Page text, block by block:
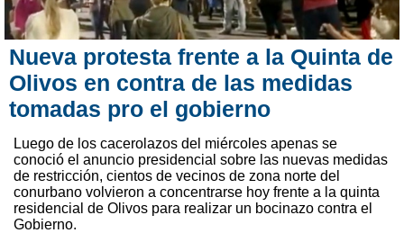
Nueva protesta frente a la Quinta de
Olivos en contra de las medidas
tomadas pro el gobierno
Luego de los cacerolazos del miércoles apenas se
conoció el anuncio presidencial sobre las nuevas medidas
de restricción, cientos de vecinos de zona norte del
conurbano volvieron a concentrarse hoy frente a la quinta
residencial de Olivos para realizar un bocinazo contra el
Gobierno.